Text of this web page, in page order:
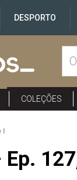
DESPORTO
COLEÇÕES
I